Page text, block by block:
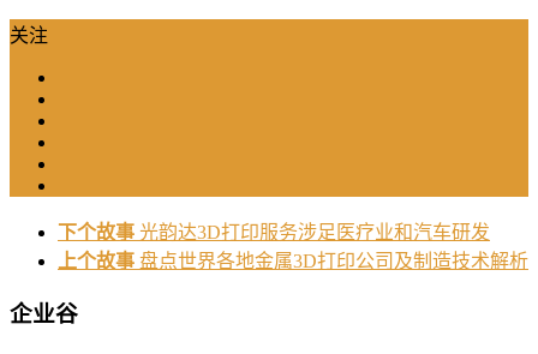
关注
下个故事 光韵达3D打印服务涉足医疗业和汽车研发
上个故事 盘点世界各地金属3D打印公司及制造技术解析
企业谷